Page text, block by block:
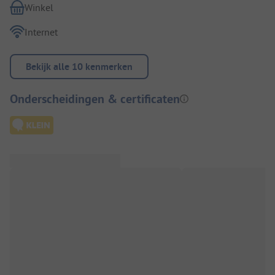
Winkel
Internet
Bekijk alle 10 kenmerken
Onderscheidingen & certificaten